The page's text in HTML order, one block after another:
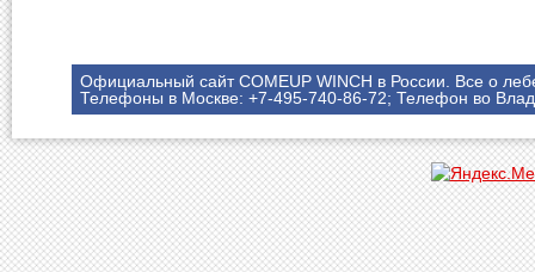
Официальный сайт COMEUP WINCH в России. Все о
Телефоны в Москве: +7-495-740-86-72; Телефон во